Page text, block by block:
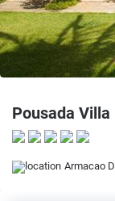
Pousada Villa
Armacao